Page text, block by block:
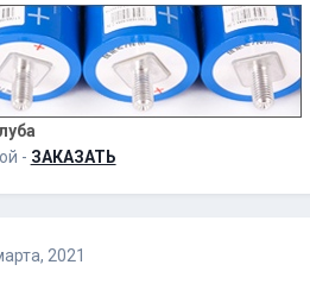
- ЗАКАЗАТЬ
2021